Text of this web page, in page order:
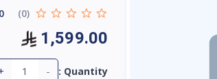
(0)
0
1,599.00
Quantity :
-